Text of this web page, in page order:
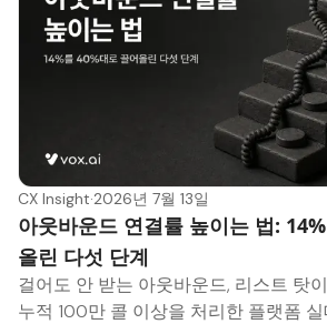
CX Insight·2026년 7월 13일
아웃바운드 연결률 높이는 법:
올린 다섯 단계
걸어도 안 받는 아웃바운드, 리스트 탓
누적 100만 콜 이상을 처리한 플랫폼